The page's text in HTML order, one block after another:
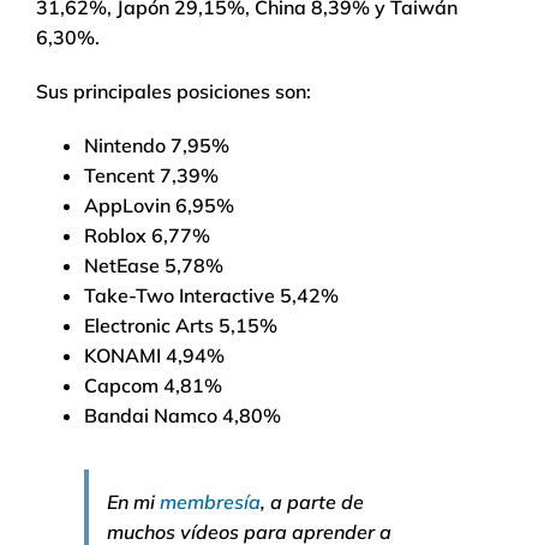
31,62%, Japón 29,15%, China 8,39% y Taiwán
6,30%.
Sus principales posiciones son:
Nintendo 7,95%
Tencent 7,39%
AppLovin 6,95%
Roblox 6,77%
NetEase 5,78%
Take-Two Interactive 5,42%
Electronic Arts 5,15%
KONAMI 4,94%
Capcom 4,81%
Bandai Namco 4,80%
En mi membresía, a parte de
muchos vídeos para aprender a